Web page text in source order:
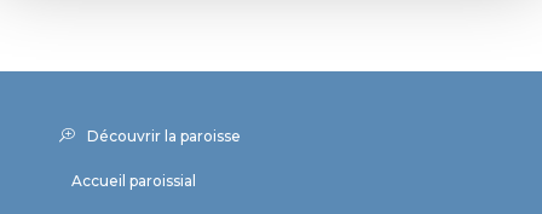
Découvrir la paroisse
Accueil paroissial